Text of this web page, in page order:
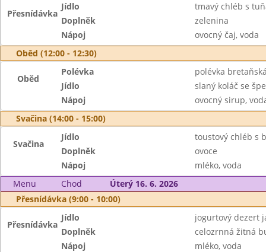
Přesnídávka
Jídlo
tmavý chléb s
Doplněk
zelenina
Nápoj
ovocný čaj, voda
Oběd (12:00 - 12:30)
Oběd
Polévka
polévka
Jídlo
slaný koláč se
Nápoj
ovocný sirup,
Svačina (14:00 - 15:00)
Svačina
Jídlo
toustový chléb s
Doplněk
ovoce
Nápoj
mléko, voda
Menu
Chod
Úterý 16. 6. 2026
Přesnídávka (9:00 - 10:00)
Přesnídávka
Jídlo
jogurtový dezert
Doplněk
celozrnná žitná
Nápoj
mléko, voda